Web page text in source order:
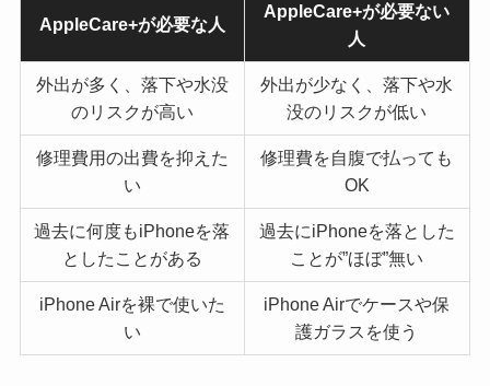
AppleCare+が必要な人
AppleCare+が必要ない
人
外出が多く、落下や水没
のリスクが高い
外出が少なく、落下や水
没のリスクが低い
修理費用の出費を抑えた
い
修理費を自腹で払っても
OK
過去に何度もiPhoneを落
としたことがある
過去にiPhoneを落とした
ことが”ほぼ”無い
iPhone Airを裸で使いた
い
iPhone Airでケースや保
護ガラスを使う